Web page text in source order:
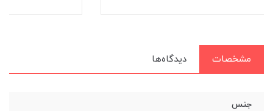
مشخصات دیدگاه‌ها
جنس